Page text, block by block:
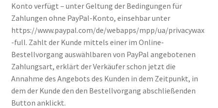
Konto verfügt – unter Geltung der Bedingungen für
Zahlungen ohne PayPal-Konto, einsehbar unter
https://www.paypal.com/de/webapps/mpp/ua/privacywax
-full. Zahlt der Kunde mittels einer im Online-
Bestellvorgang auswählbaren von PayPal angebotenen
Zahlungsart, erklärt der Verkäufer schon jetzt die
Annahme des Angebots des Kunden in dem Zeitpunkt, in
dem der Kunde den den Bestellvorgang abschließenden
Button anklickt.